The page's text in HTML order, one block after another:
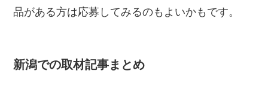
品がある方は応募してみるのもよいかもです。
新潟での取材記事まとめ